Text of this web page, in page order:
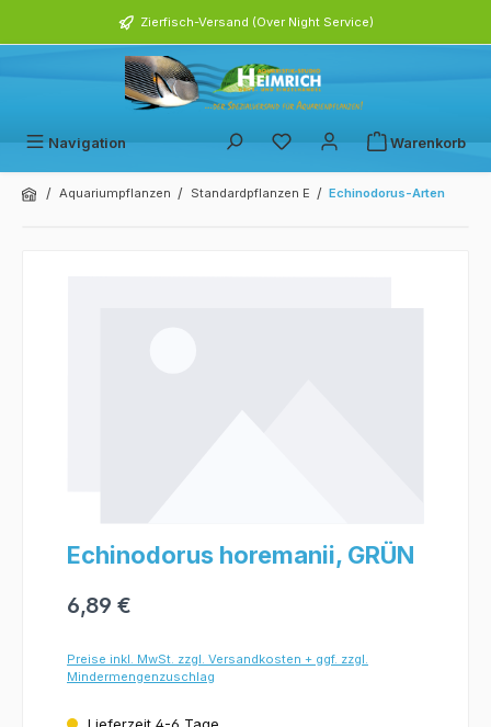
Zierfisch-Versand (Over Night Service)
Navigation Warenkorb
/ Aquariumpflanzen / Standardpflanzen E / Echinodorus-Arten
Echinodorus horemanii, GRÜN
6,89 €
Preise inkl. MwSt. zzgl. Versandkosten + ggf. zzgl.
Mindermengenzuschlag